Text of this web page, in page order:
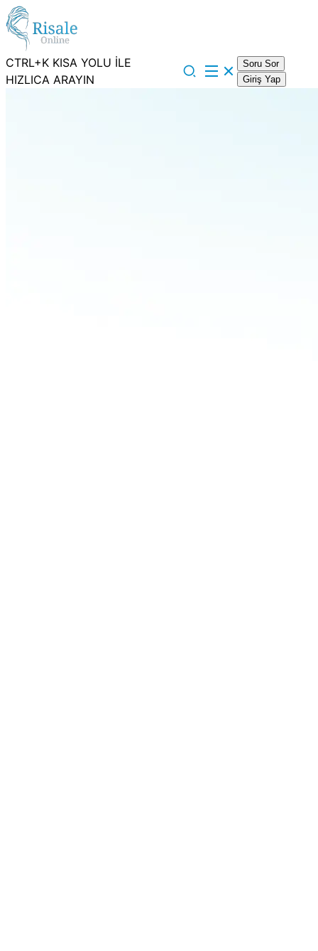
CTRL+K KISA YOLU İLE
HIZLICA ARAYIN
Soru Sor
Giriş Yap